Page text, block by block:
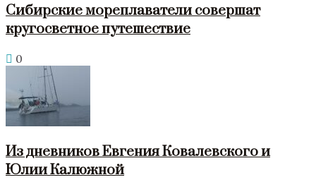
Сибирские мореплаватели совершат
кругосветное путешествие
0
Из дневников Евгения Ковалевского и
Юлии Калюжной